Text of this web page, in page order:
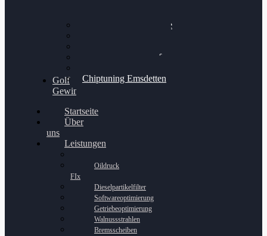
Bilgenroth Performance
Chiptuning Schüttorf
Chiptuning Emsdetten
Golf
Gewinnspiel
Startseite
Über
uns
Leistungen
Oildruck
FIx
Dieselpartikelfilter
Softwareoptimierung
Getriebeoptimierung
Walnussstrahlen
Bremsscheiben